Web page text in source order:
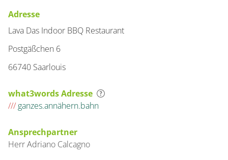
Adresse
Lava Das Indoor BBQ Restaurant
Postgäßchen 6
66740 Saarlouis
what3words Adresse
/// ganzes.annähern.bahn
Ansprechpartner
HerrAdriano Calcagno